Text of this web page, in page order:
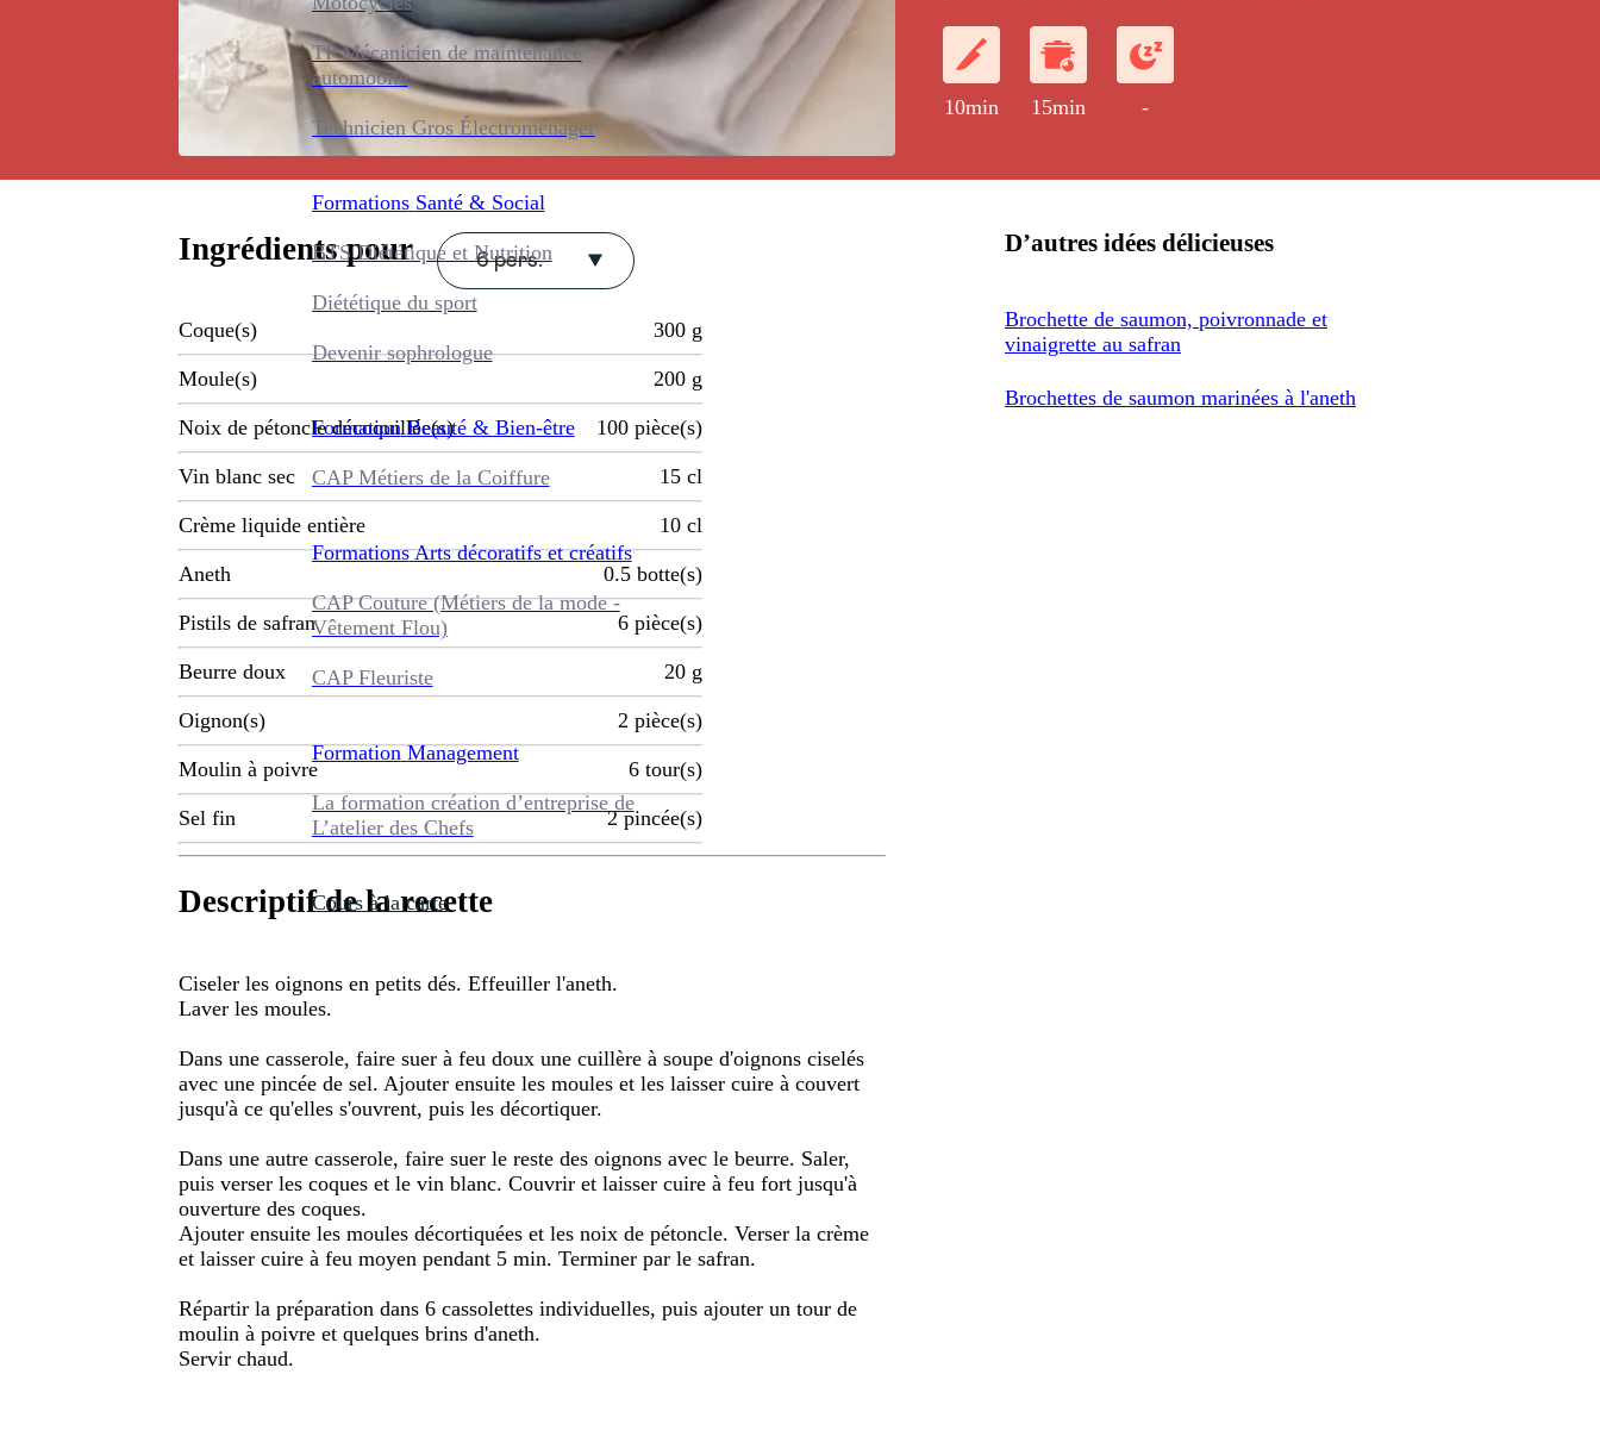
TP Mécanicien de maintenance
automobile
Technicien Gros Électroménager
Formations Santé & Social
BTS Diététique et Nutrition
Diététique du sport
Devenir sophrologue
Formation Beauté & Bien-être
CAP Métiers de la Coiffure
Formations Arts décoratifs et créatifs
CAP Couture (Métiers de la mode -
Vêtement Flou)
CAP Fleuriste
Formation Management
La formation création d’entreprise de
L’atelier des Chefs
Cours à la carte
10min 15min -
Ingrédients pour 6 pers.
Coque(s) 300 g
Moule(s) 200 g
Noix de pétoncle décoquillée(s) 100 pièce(s)
Vin blanc sec 15 cl
Crème liquide entière 10 cl
Aneth 0.5 botte(s)
Pistils de safran 6 pièce(s)
Beurre doux 20 g
Oignon(s) 2 pièce(s)
Moulin à poivre 6 tour(s)
Sel fin 2 pincée(s)
Descriptif de la recette
Ciseler les oignons en petits dés. Effeuiller l'aneth.
Laver les moules.
Dans une casserole, faire suer à feu doux une cuillère à soupe d'oignons ciselés
avec une pincée de sel. Ajouter ensuite les moules et les laisser cuire à couvert
jusqu'à ce qu'elles s'ouvrent, puis les décortiquer.
Dans une autre casserole, faire suer le reste des oignons avec le beurre. Saler,
puis verser les coques et le vin blanc. Couvrir et laisser cuire à feu fort jusqu'à
ouverture des coques.
Ajouter ensuite les moules décortiquées et les noix de pétoncle. Verser la crème
et laisser cuire à feu moyen pendant 5 min. Terminer par le safran.
Répartir la préparation dans 6 cassolettes individuelles, puis ajouter un tour de
moulin à poivre et quelques brins d'aneth.
Servir chaud.
D’autres idées délicieuses
Brochette de saumon, poivronnade et
vinaigrette au safran
Brochettes de saumon marinées à l'aneth